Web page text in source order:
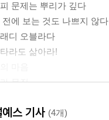
문제는 뿌리가 깊다
전에 보는 것도 나쁘지 않다
디 오블라다
라도 삶아라!
뮤직
키가 좋아
스 기사 (4개)